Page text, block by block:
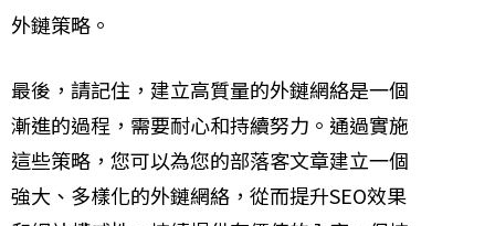
外鏈策略。
最後，請記住，建立高質量的外鏈網絡是一個
漸進的過程，需要耐心和持續努力。通過實施
這些策略，您可以為您的部落客文章建立一個
強大、多樣化的外鏈網絡，從而提升SEO效果